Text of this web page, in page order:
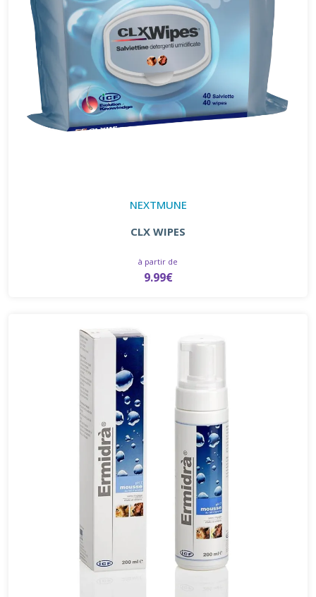
NEXTMUNE
CLX WIPES
à partir de
9.99€